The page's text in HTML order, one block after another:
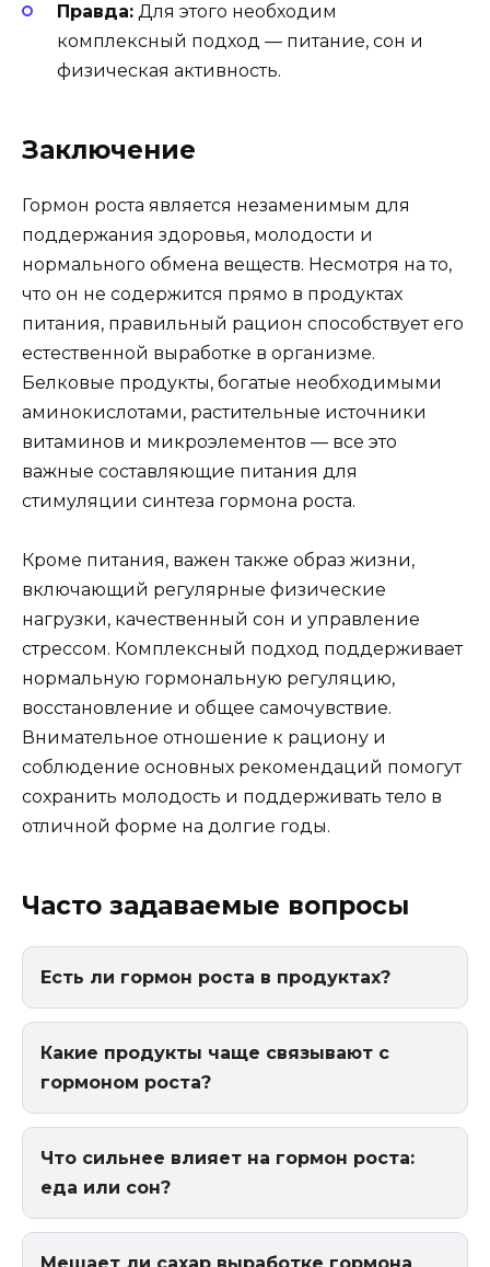
Правда: Для этого необходим
комплексный подход — питание, сон и
физическая активность.
Заключение
Гормон роста является незаменимым для
поддержания здоровья, молодости и
нормального обмена веществ. Несмотря на то,
что он не содержится прямо в продуктах
питания, правильный рацион способствует его
естественной выработке в организме.
Белковые продукты, богатые необходимыми
аминокислотами, растительные источники
витаминов и микроэлементов — все это
важные составляющие питания для
стимуляции синтеза гормона роста.
Кроме питания, важен также образ жизни,
включающий регулярные физические
нагрузки, качественный сон и управление
стрессом. Комплексный подход поддерживает
нормальную гормональную регуляцию,
восстановление и общее самочувствие.
Внимательное отношение к рациону и
соблюдение основных рекомендаций помогут
сохранить молодость и поддерживать тело в
отличной форме на долгие годы.
Часто задаваемые вопросы
Есть ли гормон роста в продуктах?
Какие продукты чаще связывают с
гормоном роста?
Что сильнее влияет на гормон роста:
еда или сон?